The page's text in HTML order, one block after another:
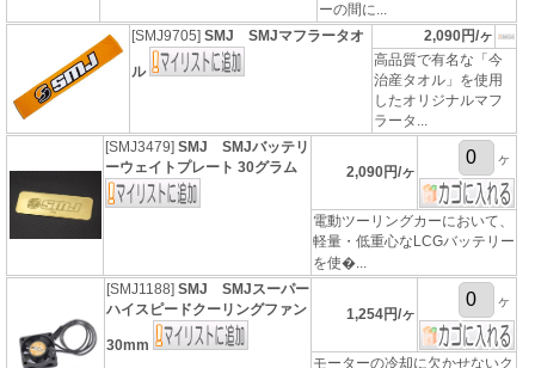
ーの間に...
[SMJ9705]SMJ SMJマフラータオ
ル
2,090円/ヶ
高品質で有名な「今
治産タオル」を使用
したオリジナルマフ
ラータ...
[SMJ3479]SMJ SMJバッテリ
ーウェイトプレート 30グラム
2,090円/ヶ
ヶ
電動ツーリングカーにおいて、
軽量・低重心なLCGバッテリー
を使�...
[SMJ1188]SMJ SMJスーパー
ハイスピードクーリングファン
30mm
1,254円/ヶ
ヶ
モーターの冷却に欠かせないク